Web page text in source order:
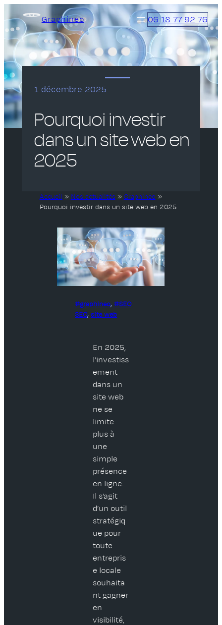
au
contenu
Graphineo 06 18 77 92 76
1 décembre 2025
Pourquoi investir
dans un site web en
2025
Accueil » Nos actualités » Graphineo »
Pourquoi investir dans un site web en 2025
graphineo,
SEO
SEO, site web
En 2025,
l’investiss
ement
dans un
site web
ne se
limite
plus à
une
simple
présence
en ligne.
Il s’agit
d’un outil
stratégiq
ue pour
toute
entrepris
e locale
souhaita
nt gagner
en
visibilité,